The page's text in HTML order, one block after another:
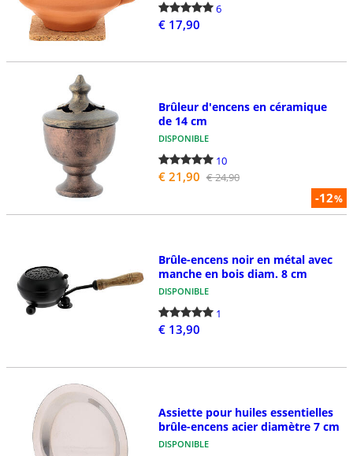
6
€ 17,90
-12%
Brûleur d'encens en céramique
de 14 cm
DISPONIBLE
10
€ 21,90 € 24,90
Brûle-encens noir en métal avec
manche en bois diam. 8 cm
DISPONIBLE
1
€ 13,90
Assiette pour huiles essentielles
brûle-encens acier diamètre 7 cm
DISPONIBLE